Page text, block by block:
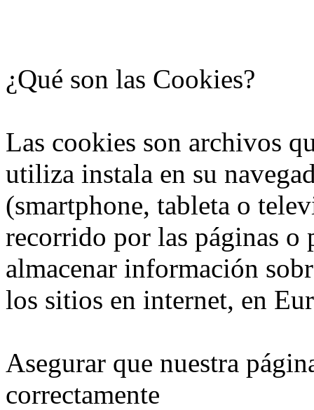
¿Qué son las Cookies?
Las cookies son archivos
utiliza instala en su
(smartphone, tableta o
recorrido por las páginas
almacenar información
los sitios en internet, en
Asegurar que nuestra
correctamente